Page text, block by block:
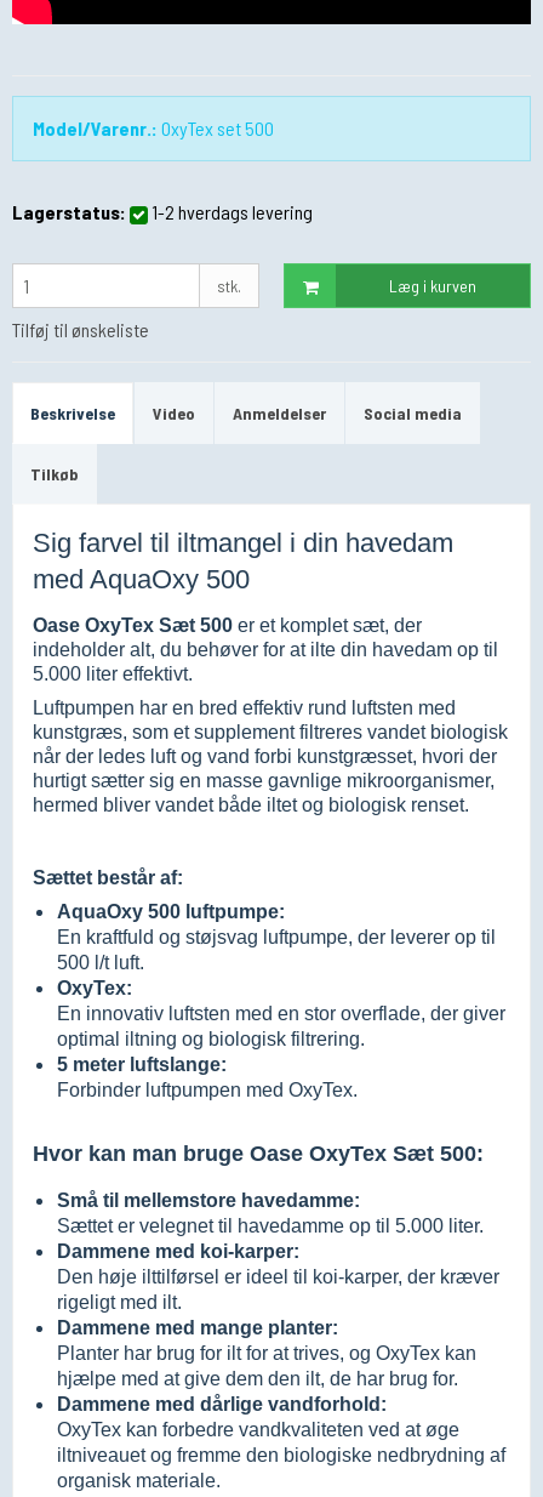
Model/Varenr.: OxyTex set 500
Lagerstatus: 1-2 hverdags levering
stk. Læg i kurven
Tilføj til ønskeliste
Beskrivelse Video Anmeldelser Social media
Tilkøb
Sig farvel til iltmangel i din havedam
med AquaOxy 500
Oase OxyTex Sæt 500 er et komplet sæt, der
indeholder alt, du behøver for at ilte din havedam op til
5.000 liter effektivt.
Luftpumpen har en bred effektiv rund luftsten med
kunstgræs, som et supplement filtreres vandet biologisk
når der ledes luft og vand forbi kunstgræsset, hvori der
hurtigt sætter sig en masse gavnlige mikroorganismer,
hermed bliver vandet både iltet og biologisk renset.
Sættet består af:
AquaOxy 500 luftpumpe:
En kraftfuld og støjsvag luftpumpe, der leverer op til
500 l/t luft.
OxyTex:
En innovativ luftsten med en stor overflade, der giver
optimal iltning og biologisk filtrering.
5 meter luftslange:
Forbinder luftpumpen med OxyTex.
Hvor kan man bruge Oase OxyTex Sæt 500:
Små til mellemstore havedamme:
Sættet er velegnet til havedamme op til 5.000 liter.
Dammene med koi-karper:
Den høje ilttilførsel er ideel til koi-karper, der kræver
rigeligt med ilt.
Dammene med mange planter:
Planter har brug for ilt for at trives, og OxyTex kan
hjælpe med at give dem den ilt, de har brug for.
Dammene med dårlige vandforhold:
OxyTex kan forbedre vandkvaliteten ved at øge
iltniveauet og fremme den biologiske nedbrydning af
organisk materiale.